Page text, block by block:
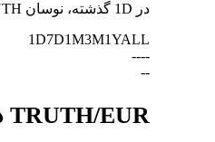
در 1D گذشته، نوسان TRUTH تا EUR
1D7D1M3M1YALL
--
--
--
TRUTH/EUR داده های تبدیل: نوسانات ارزش و تغییرات قیمت از TRUTH به EUR